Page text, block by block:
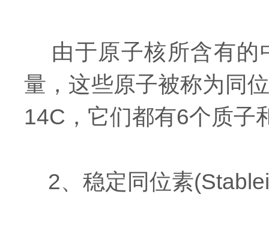
由于原子核所含有的
量，这些原子被称为同
14C，它们都有6个质子
2、稳定同位素